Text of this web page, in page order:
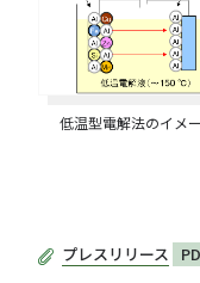
低温型電解法のイメ
プレスリリース